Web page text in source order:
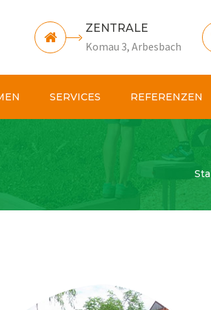
ZENTRALE
Komau 3, Arbesbach
SERVICES REFERENZEN